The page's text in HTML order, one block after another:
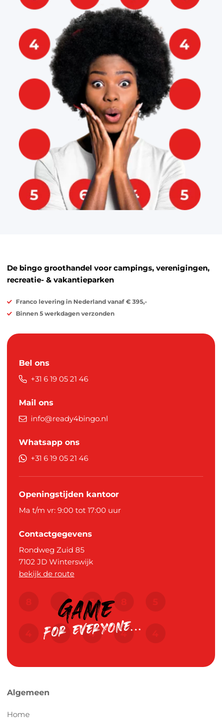
De bingo groothandel voor campings, verenigingen,
recreatie- & vakantieparken
Franco levering in Nederland vanaf € 395,-
Binnen 5 werkdagen verzonden
Bel ons
+31 6 19 05 21 46
Mail ons
info@ready4bingo.nl
Whatsapp ons
+31 6 19 05 21 46
Openingstijden kantoor
Ma t/m vr: 9:00 tot 17:00 uur
Contactgegevens
Rondweg Zuid 85
7102 JD Winterswijk
bekijk de route
Algemeen
Home